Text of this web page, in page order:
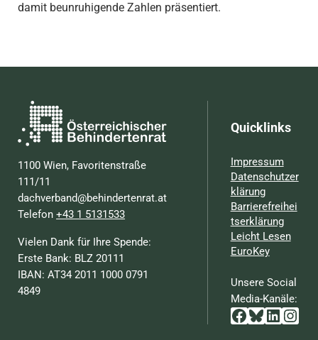
damit beunruhigende Zahlen präsentiert.
1100 Wien, Favoritenstraße
111/11
dachverband@behindertenrat.at
Telefon+43 1 5131533
Vielen Dank für Ihre Spende:
Erste Bank: BLZ 20111
IBAN: AT34 2011 1000 0791
4849
Quicklinks
Impressum
Datenschutzer
klärung
Barrierefreihei
tserklärung
Leicht Lesen
EuroKey
Unsere Social
Media-Kanäle:
Facebook
Bluesky